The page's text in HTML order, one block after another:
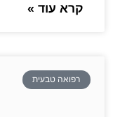
קרא עוד »
רפואה טבעית